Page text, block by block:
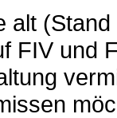
alt
FIV und